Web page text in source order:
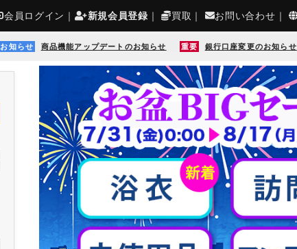
会員ログイン ｜ 新規会員登録 ｜ 買取 ｜ お問い合わせ ｜
お知らせ 商品機能アップデートのお知らせ 重要 銀行口座変更のお知らせ